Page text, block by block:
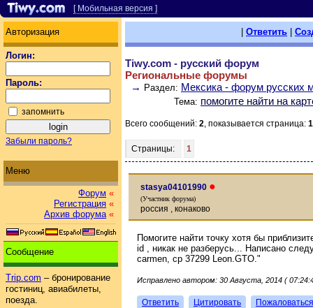
[ Мобильная версия ]
Авторизация
Логин:
Пароль:
запомнить
Забыли пароль?
Меню
Форум «
Регистрация «
Архив форума «
Сообщение
Trip.com – бронирование
гостиниц, авиабилеты,
поезда.
Ответить
Tiwy.com - русский форум
Региональные форумы
→ Раздел: Мексика - форум русских
Тема: помогите найти на
Всего сообщений: 2, показывается страница: 1
Страницы: 1
stasya04101990 ●
(Участник форума)
россия , конаково
Помогите найти точку хотя бы
id , никак не разберусь... Написано
carmen, cp 37299 Leon.GTO."
Исправлено автором: 30 Августа, 2014 (
Ответить Цитировать Пожаловаться